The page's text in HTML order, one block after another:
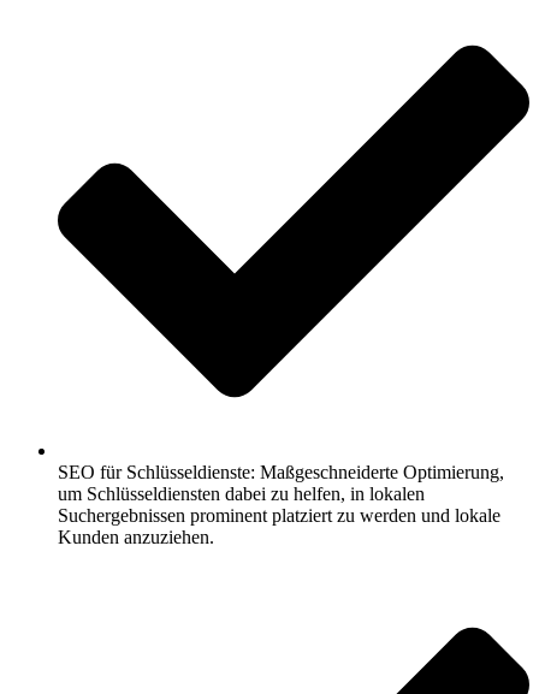
SEO für Schlüsseldienste: Maßgeschneiderte Optimierung,
um Schlüsseldiensten dabei zu helfen, in lokalen
Suchergebnissen prominent platziert zu werden und lokale
Kunden anzuziehen.